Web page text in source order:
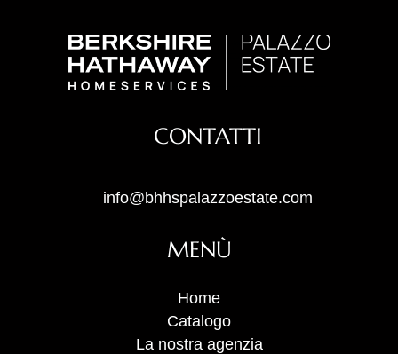
CONTATTI
info@bhhspalazzoestate.com
MENÙ
Home
Catalogo
La nostra agenzia